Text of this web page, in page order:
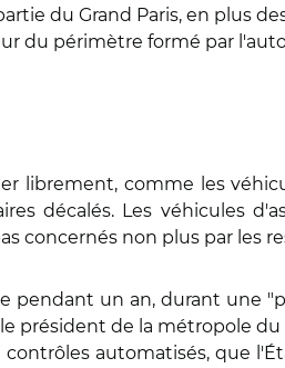
du Grand Paris, en plus
du périmètre formé par
librement, comme les
décalés. Les véhicules
concernés non plus par les
pendant un an, durant une
de la métropole du
automatisés, que